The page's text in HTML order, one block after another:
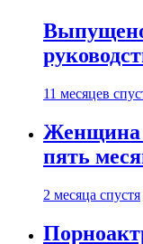
11 месяцев
Женщина
пять
2 месяца спустя